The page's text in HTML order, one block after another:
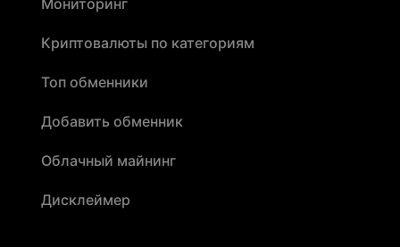
Криптовалюты по категориям
Топ обменники
Добавить обменник
Облачный майнинг
Дисклеймер